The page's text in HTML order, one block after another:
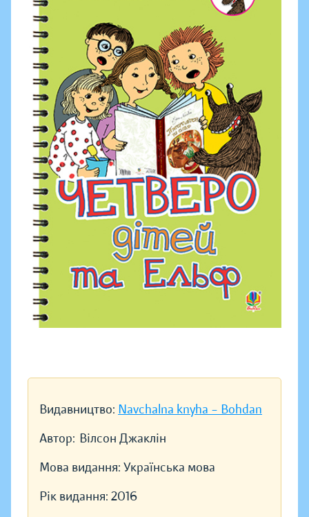
Видавництво: Navchalna knyha – Bohdan
Автор: Вілсон Джаклін
Мова видання: Українська мова
Рік видання: 2016